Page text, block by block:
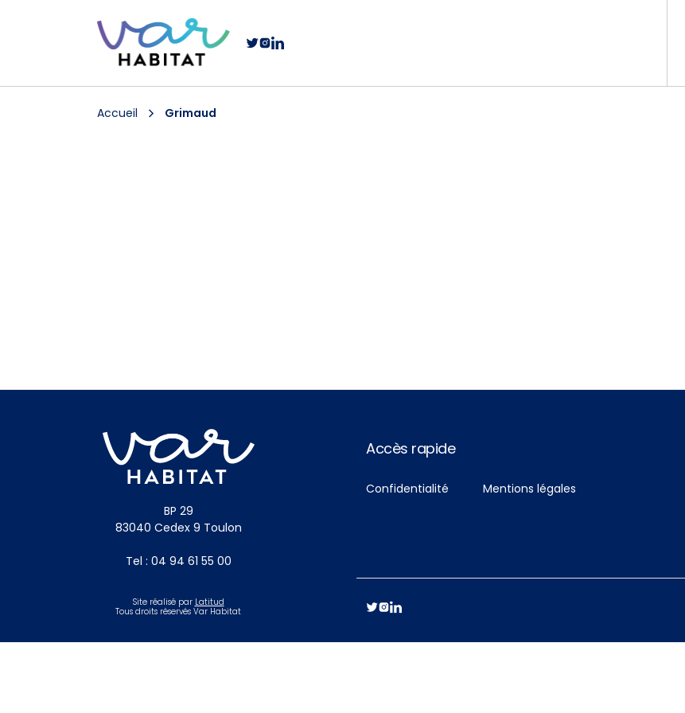
Accueil Grimaud
BP 29
83040 Cedex 9 Toulon
Tel : 04 94 61 55 00
Accès rapide
Confidentialité Mentions légales
Site réalisé par Latitud
Tous droits réservés Var Habitat